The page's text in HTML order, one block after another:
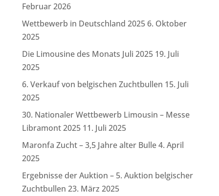
Februar 2026
Wettbewerb in Deutschland 2025 6. Oktober
2025
Die Limousine des Monats Juli 2025 19. Juli
2025
6. Verkauf von belgischen Zuchtbullen 15. Juli
2025
30. Nationaler Wettbewerb Limousin – Messe
Libramont 2025 11. Juli 2025
Maronfa Zucht – 3,5 Jahre alter Bulle4. April
2025
Ergebnisse der Auktion – 5. Auktion belgischer
Zuchtbullen 23. März 2025